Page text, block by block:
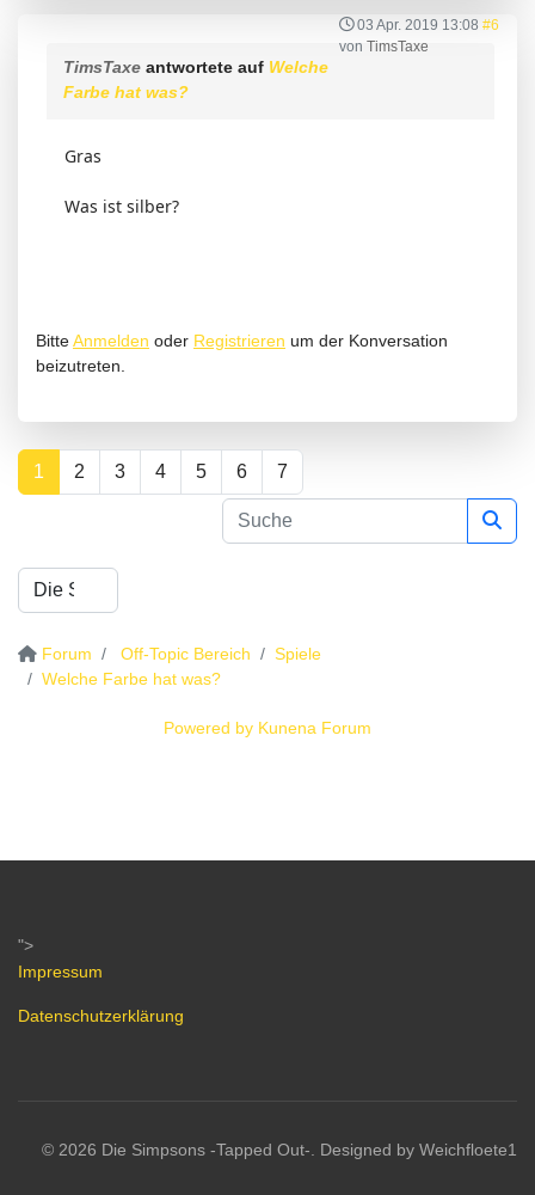
03 Apr. 2019 13:08 #6
von TimsTaxe
TimsTaxe antwortete auf Welche
Farbe hat was?
Gras
Was ist silber?
BitteAnmelden oder Registrieren um der Konversation
beizutreten.
1 2 3 4 5 6 7
Forum Off-Topic Bereich
Spiele
Welche Farbe hat was?
Powered by Kunena Forum
">
Impressum
Datenschutzerklärung
© 2026 Die Simpsons -Tapped Out-. Designed by Weichfloete1